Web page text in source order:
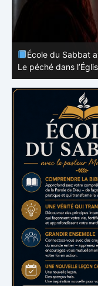
École du Sabbat
L’unité en Christ |